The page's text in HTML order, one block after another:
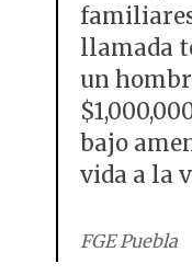
llamada
un
bajo
vida a la
FGE Puebla